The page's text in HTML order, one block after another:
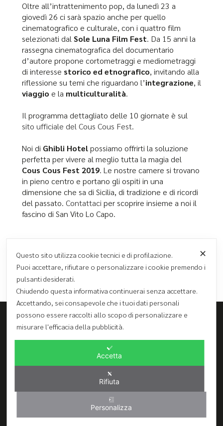
Oltre all’intrattenimento pop, da lunedì 23 a
giovedì 26 ci sarà spazio anche per quello
cinematografico e culturale, con i quattro film
selezionati dal Sole Luna Film Fest. Da 15 anni la
rassegna cinematografica del documentario
d’autore propone cortometraggi e mediometraggi
di interesse storico ed etnografico, invitando alla
riflessione su temi che riguardano l’integrazione, il
viaggio e la multiculturalità.
Il programma dettagliato delle 10 giornate è sul
sito ufficiale del Cous Cous Fest.
Noi di Ghibli Hotelpossiamo offrirti la soluzione
perfetta per vivere al meglio tutta la magia del
Cous Cous Fest 2019. Le nostre camere si trovano
in pieno centro e portano gli ospiti in una
dimensione che sa di Sicilia, di tradizione e di ricordi
del passato. Contattaci per scoprire insieme a noi il
fascino di San Vito Lo Capo.
san vito lo capo,sole luna film fest
Ghibli Hotel S.r.l.
Via Regina Margherita 80 - 91030 San Vito lo Capo (TP)
Tel. 0923974155 – Fax 0923621566
info@ghiblihotel.it
CIR 19081020A399527 (Ghibli Hotel) - CIR 1908110B400484 (Ghibli
Rooms)
✕
Questo sito utilizza cookie tecnici e di profilazione.
Puoi accettare, rifiutare o personalizzare i cookie premendo i
pulsanti desiderati.
Chiudendo questa informativa continuerai senza accettare.
Accettando, sei consapevole che i tuoi dati personali
possono essere raccolti allo scopo di personalizzare e
misurare l'efficacia della pubblicità.
Accetta
Rifiuta
Personalizza